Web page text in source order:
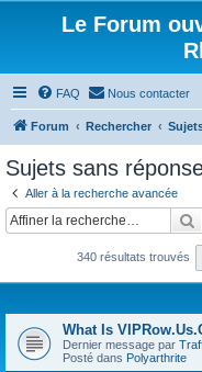
Le Forum
FAQ Nous contacter
Forum Rechercher
Sujets sans
Aller à la recherche avancée
340 résultats trouvés
What Is
Dernier message par
Posté dans Polyarthrite